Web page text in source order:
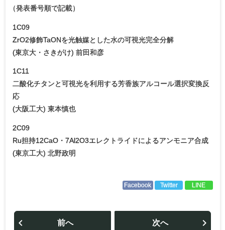
（発表番号順で記載）
1C09
ZrO2修飾TaONを光触媒とした水の可視光完全分解
(東京大・さきがけ) 前田和彦
1C11
二酸化チタンと可視光を利用する芳香族アルコール選択変換反
応
(大阪工大) 東本慎也
2C09
Ru担持12CaO・7Al2O3エレクトライドによるアンモニア合成
(東京工大) 北野政明
Facebook Twitter LINE
投
前へ 次へ